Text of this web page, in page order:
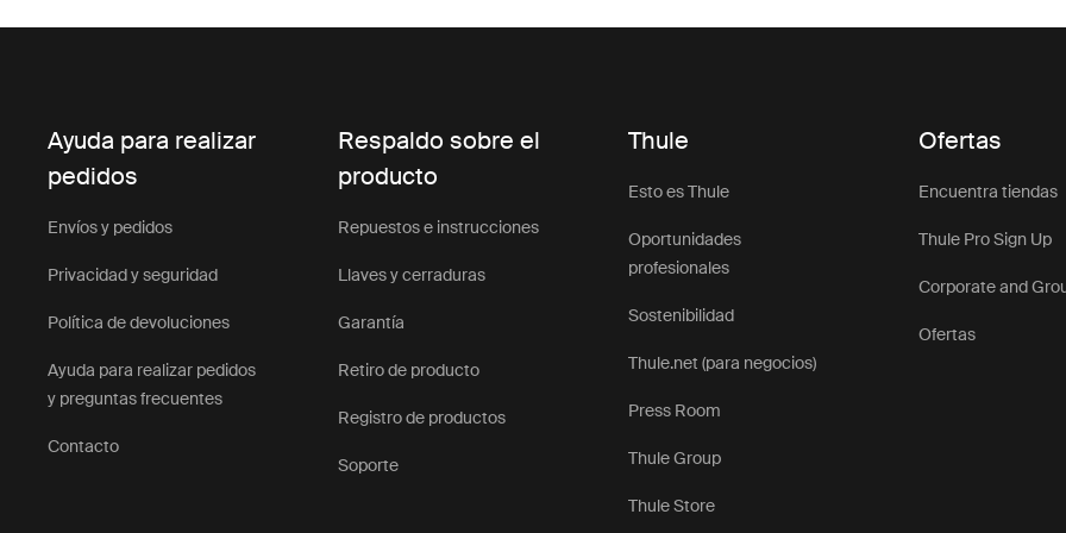
Ayuda para realizar
pedidos
Envíos y pedidos
Privacidad y seguridad
Política de devoluciones
Ayuda para realizar pedidos
y preguntas frecuentes
Contacto
Respaldo sobre el
producto
Repuestos e instrucciones
Llaves y cerraduras
Garantía
Retiro de producto
Registro de productos
Soporte
Thule
Esto es Thule
Oportunidades
profesionales
Sostenibilidad
Thule.net (para negocios)
Press Room
Thule Group
Thule Store
Ofertas
Encuentra tiendas
Thule Pro Sign Up
Corporate and
Ofertas